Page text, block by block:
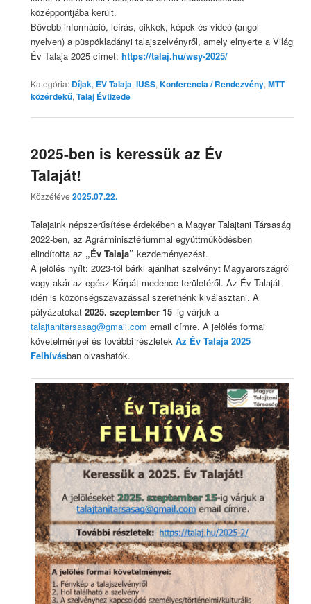
középpontjába került.
Bővebb információ, leírás, cikkek, képek és videó (angol
nyelven) a püspökladányi talajszelvényről, amely elnyerte a Világ
Év Talaja 2025 címet:https://talaj.hu/wsy-2025/
Kategória: Díjak, ÉV Talaja,IUSS,Konferencia / Rendezvény,MTT
közérdekű,Talaj Évtizede
2025-ben is keressük az Év
Talaját!
Közzétéve2025.07.22.
Talajaink népszerűsítése érdekében a Magyar Talajtani Társaság
2022-ben, az Agrárminisztériummal együttműködésben
elindította az „Év Talaja” kezdeményezést.
A jelölés nyílt: 2023-tól bárki ajánlhat szelvényt Magyarországról
vagy akár az egész Kárpát-medence területéről. Az Év Talaját
idén is közönségszavazással szeretnénk kiválasztani. A
pályázatokat2025. szeptember 15–ig várjuk a
talajtanitarsasag@gmail.com email címre. A jelölés formai
követelményei és további részletekAz Év Talaja 2025
Felhívásban olvashatók.